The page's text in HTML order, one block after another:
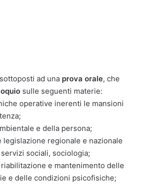
ad una prova orale, che
sulle seguenti materie:
operative inerenti le mansioni
e della persona;
legislazione regionale e nazionale
servizi sociali, sociologia;
e mantenimento delle
e delle condizioni psicofisiche;